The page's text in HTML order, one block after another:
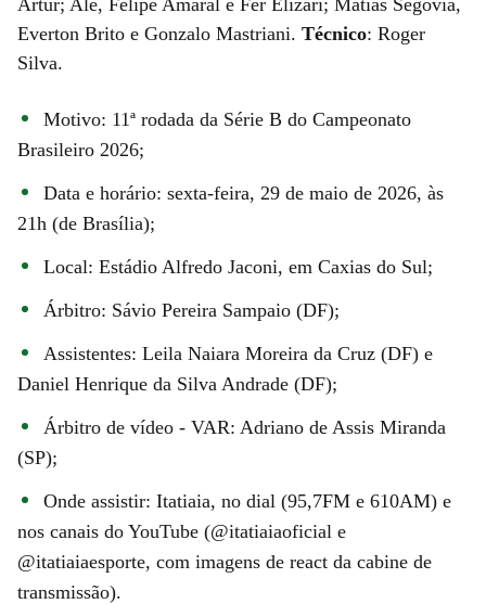
Everton Brito e Gonzalo Mastriani. Técnico: Roger
Silva.
Motivo: 11ª rodada da Série B do Campeonato
Brasileiro 2026;
Data e horário: sexta-feira, 29 de maio de 2026, às
21h (de Brasília);
Local: Estádio Alfredo Jaconi, em Caxias do Sul;
Árbitro: Sávio Pereira Sampaio (DF);
Assistentes: Leila Naiara Moreira da Cruz (DF) e
Daniel Henrique da Silva Andrade (DF);
Árbitro de vídeo - VAR: Adriano de Assis Miranda
(SP);
Onde assistir: Itatiaia, no dial (95,7FM e 610AM) e
nos canais do YouTube (@itatiaiaoficial e
@itatiaiaesporte, com imagens de react da cabine de
transmissão).